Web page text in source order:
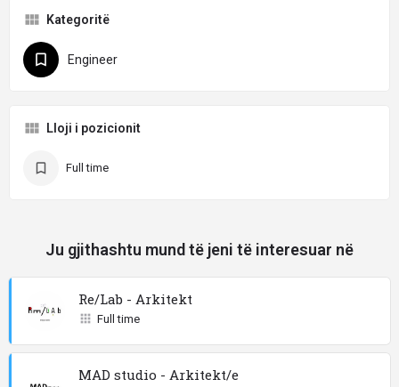
Kategoritë
Engineer
Lloji i pozicionit
Full time
Ju gjithashtu mund të jeni të interesuar në
Re/Lab - Arkitekt
Full time
MAD studio - Arkitekt/e